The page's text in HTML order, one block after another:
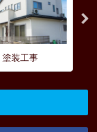
塗装工事